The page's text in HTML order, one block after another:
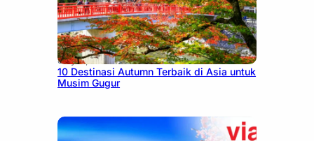
July 9, 2026
10 Destinasi Autumn Terbaik di Asia untuk
Musim Gugur